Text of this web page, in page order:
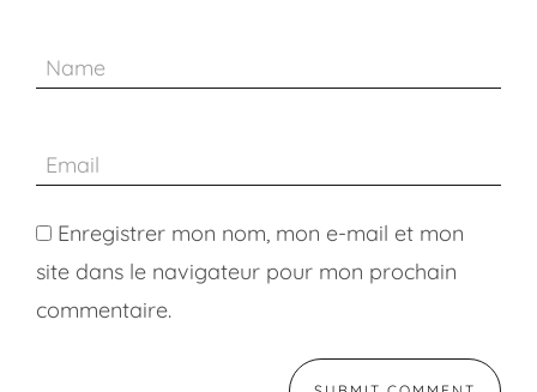
Enregistrer mon nom, mon e-mail et mon
site dans le navigateur pour mon prochain
commentaire.